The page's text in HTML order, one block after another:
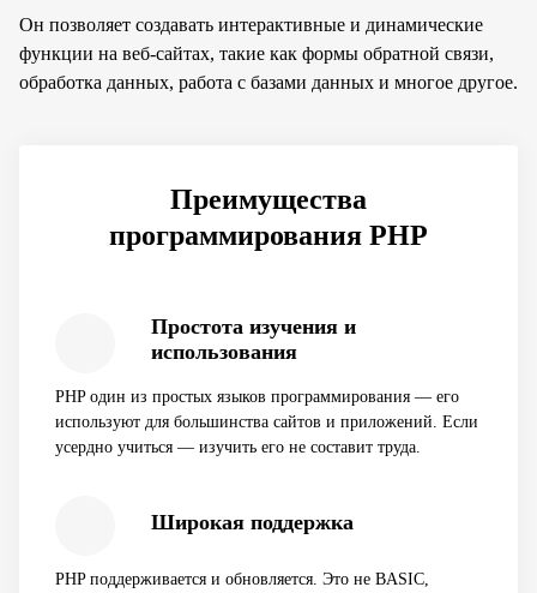
Он позволяет создавать интерактивные и динамические
функции на веб-сайтах, такие как формы обратной связи,
обработка данных, работа с базами данных и многое другое.
Преимущества
программирования PHP
Простота изучения и
использования
PHP один из простых языков программирования — его
используют для большинства сайтов и приложений. Если
усердно учиться — изучить его не составит труда.
Широкая поддержка
PHP поддерживается и обновляется. Это не BASIC,